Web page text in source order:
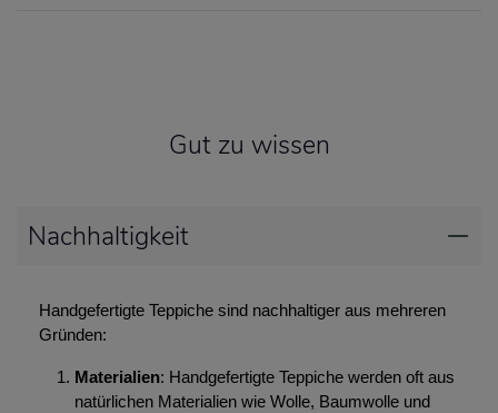
Gut zu wissen
Nachhaltigkeit
Handgefertigte Teppiche sind nachhaltiger aus mehreren
Gründen:
Materialien: Handgefertigte Teppiche werden oft aus
natürlichen Materialien wie Wolle, Baumwolle und